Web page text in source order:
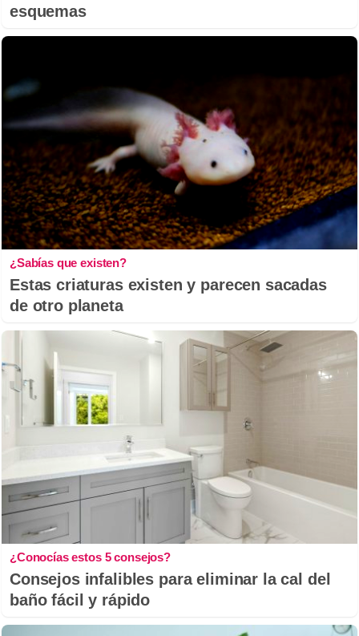
esquemas
¿Sabías que existen?
Estas criaturas existen y parecen sacadas
de otro planeta
¿Conocías estos 5 consejos?
Consejos infalibles para eliminar la cal del
baño fácil y rápido